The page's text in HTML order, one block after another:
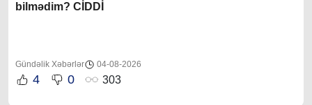
bilmədim? CİDDİ
Gündəlik Xəbərlər 04-08-2026
4 0 303